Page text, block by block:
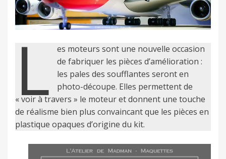
L
es moteurs sont une nouvelle occasion
de fabriquer les pièces d’amélioration :
les pales des soufflantes seront en
photo-découpe. Elles permettent de
« voir à travers » le moteur et donnent une touche
de réalisme bien plus convaincant que les pièces en
plastique opaques d’origine du kit.